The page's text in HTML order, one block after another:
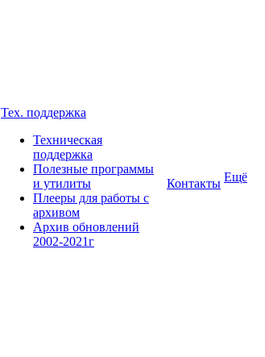
Тех. поддержка
Техническая
поддержка
Полезные программы
и утилиты
Плееры для работы с
архивом
Архив обновлений
2002-2021г
Контакты Ещё